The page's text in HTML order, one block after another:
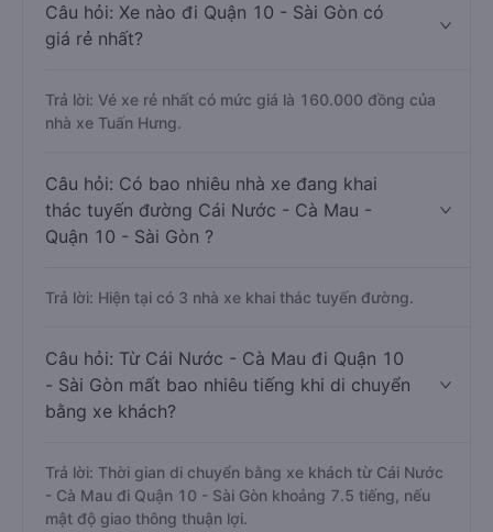
Câu hỏi: Xe nào đi Quận 10 - Sài Gòn có
giá rẻ nhất?
Trả lời: Vé xe rẻ nhất có mức giá là 160.000 đồng của
nhà xe Tuấn Hưng.
Câu hỏi: Có bao nhiêu nhà xe đang khai
thác tuyến đường Cái Nước - Cà Mau -
Quận 10 - Sài Gòn ?
Trả lời: Hiện tại có 3 nhà xe khai thác tuyến đường.
Câu hỏi: Từ Cái Nước - Cà Mau đi Quận 10
- Sài Gòn mất bao nhiêu tiếng khi di chuyển
bằng xe khách?
Trả lời: Thời gian di chuyển bằng xe khách từ Cái Nước
- Cà Mau đi Quận 10 - Sài Gòn khoảng 7.5 tiếng, nếu
mật độ giao thông thuận lợi.